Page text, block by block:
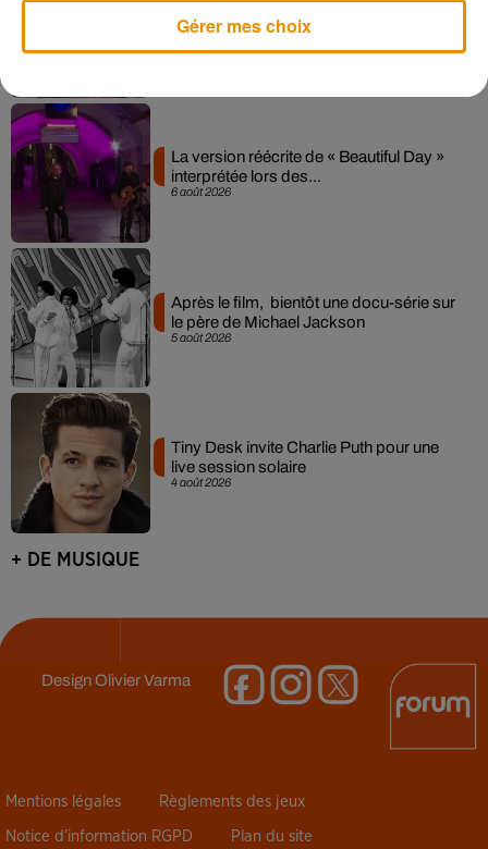
« Loups Garous » pour son...
6 août 2026
La version réécrite de « Beautiful Day »
interprétée lors des...
5 août 2026
Après le film, bientôt une docu-série sur
le père de Michael Jackson
4 août 2026
Tiny Desk invite Charlie Puth pour une
live session solaire
+ DE MUSIQUE
DesignOlivier Varma
Mentions légales Règlements des jeux
Notice d’information RGPD Plan du site
Gérer mes choix